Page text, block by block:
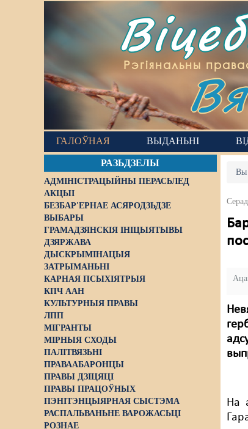
Рэгіянальны
ГАЛОЎНАЯ ВЫДАНЬНІ
РАЗЬДЗЕЛЫ
АДМІНІСТРАЦЫЙНЫ ПЕРАСЬЛЕД
АКЦЫІ
БЕЗБАР'ЕРНАЕ АСЯРОДЗЬДЗЕ
ВЫБАРЫ
ГРАМАДЗЯНСКІЯ ІНІЦЫЯТЫВЫ
ДЗЯРЖАВА
ДЫСКРЫМІНАЦЫЯ
ЗАТРЫМАНЬНІ
КАРНАЯ ПСЫХІЯТРЫЯ
КПЧ ААН
КУЛЬТУРНЫЯ ПРАВЫ
ЛПП
МІГРАНТЫ
МІРНЫЯ СХОДЫ
ПАЛІТВЯЗЬНІ
ПРАВААБАРОНЦЫ
ПРАВЫ ДЗІЦЯЦІ
ПРАВЫ ПРАЦОЎНЫХ
ПЭНІТЭНЦЫЯРНАЯ СЫСТЭМА
РАСПАЛЬВАНЬНЕ ВАРОЖАСЬЦІ
РОЗНАЕ
На